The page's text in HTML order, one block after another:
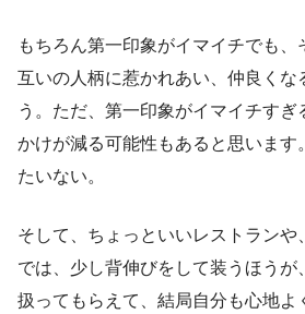
もちろん第一印象がイマイチでも
互いの人柄に惹かれあい、仲良くな
う。ただ、第一印象がイマイチす
かけが減る可能性もあると思います
たいない。
そして、ちょっといいレストラン
では、少し背伸びをして装うほう
扱ってもらえて、結局自分も心地よ